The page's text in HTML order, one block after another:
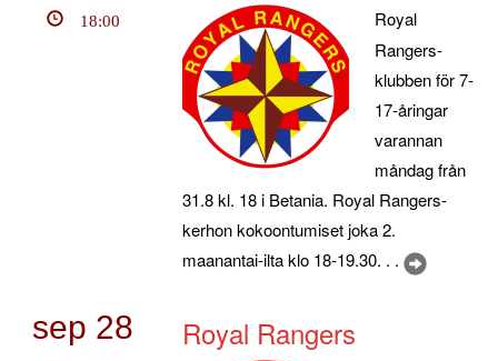
18:00
Royal
Rangers-
klubben för 7-
17-åringar
varannan
måndag från
31.8 kl. 18 i Betania. Royal Rangers-
kerhon kokoontumiset joka 2.
maanantai-ilta klo 18-19.30. . .
sep 28 Royal Rangers